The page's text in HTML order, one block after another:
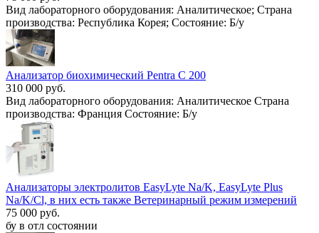
Вид лабораторного оборудования: Аналитическое; Страна
производства: Республика Корея; Состояние: Б/у
Анализатор биохимический Pentra С 200
310 000 руб.
Вид лабораторного оборудования: Аналитическое Страна
производства: Франция Состояние: Б/у
Анализаторы электролитов EasyLyte Na/K, EasyLyte Plus
Na/K/Cl, в них есть также Ветеринарный режим измерений
75 000 руб.
бу в отл состоянии